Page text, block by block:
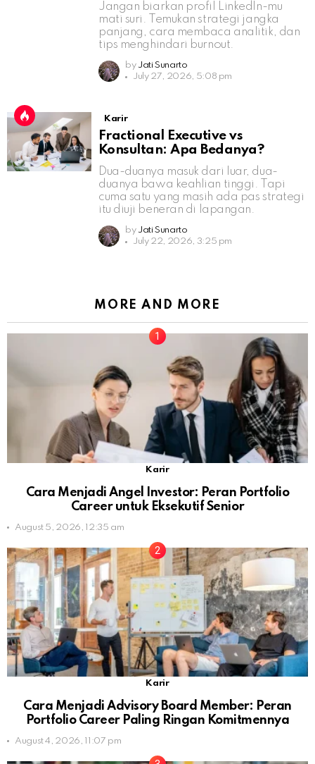
Jangan biarkan profil LinkedIn-mu
mati suri. Temukan strategi jangka
panjang, cara membaca analitik, dan
tips menghindari burnout.
by Jati Sunarto
July 27, 2026, 5:08 pm
Karir
Fractional Executive vs
Konsultan: Apa Bedanya?
Dua-duanya masuk dari luar, dua-
duanya bawa keahlian tinggi. Tapi
cuma satu yang masih ada pas strategi
itu diuji beneran di lapangan.
by Jati Sunarto
July 22, 2026, 3:25 pm
MORE AND MORE
Karir
Cara Menjadi Angel Investor: Peran Portfolio
Career untuk Eksekutif Senior
August 5, 2026, 12:35 am
Karir
Cara Menjadi Advisory Board Member: Peran
Portfolio Career Paling Ringan Komitmennya
August 4, 2026, 11:07 pm